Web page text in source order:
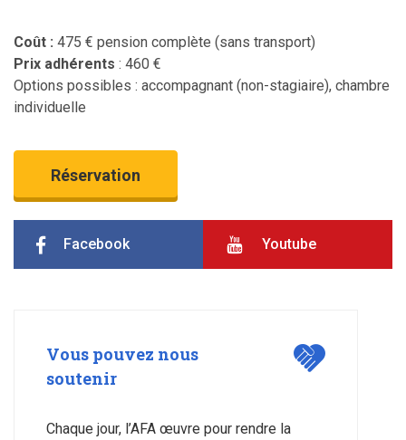
Coût : 475 € pension complète (sans transport)
Prix adhérents : 460 €
Options possibles : accompagnant (non-stagiaire), chambre
individuelle
Réservation
Facebook Youtube
Vous pouvez nous
soutenir
Chaque jour, l’AFA œuvre pour rendre la